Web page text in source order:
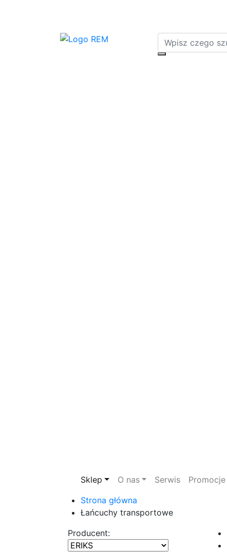
Sklep O nas Serwis Promocje
Strona główna
Łańcuchy transportowe
Producent: